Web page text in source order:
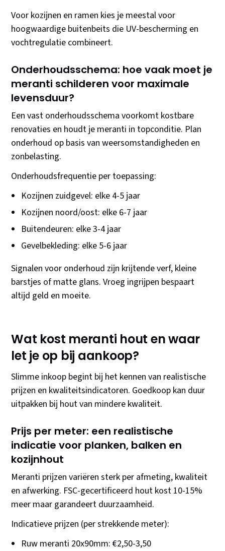
Voor kozijnen en ramen kies je meestal voor
hoogwaardige buitenbeits die UV-bescherming en
vochtregulatie combineert.
Onderhoudsschema: hoe vaak moet je
meranti schilderen voor maximale
levensduur?
Een vast onderhoudsschema voorkomt kostbare
renovaties en houdt je meranti in topconditie. Plan
onderhoud op basis van weersomstandigheden en
zonbelasting.
Onderhoudsfrequentie per toepassing:
Kozijnen zuidgevel: elke 4-5 jaar
Kozijnen noord/oost: elke 6-7 jaar
Buitendeuren: elke 3-4 jaar
Gevelbekleding: elke 5-6 jaar
Signalen voor onderhoud zijn krijtende verf, kleine
barstjes of matte glans. Vroeg ingrijpen bespaart
altijd geld en moeite.
Wat kost meranti hout en waar
let je op bij aankoop?
Slimme inkoop begint bij het kennen van realistische
prijzen en kwaliteitsindicatoren. Goedkoop kan duur
uitpakken bij hout van mindere kwaliteit.
Prijs per meter: een realistische
indicatie voor planken, balken en
kozijnhout
Meranti prijzen variëren sterk per afmeting, kwaliteit
en afwerking. FSC-gecertificeerd hout kost 10-15%
meer maar garandeert duurzaamheid.
Indicatieve prijzen (per strekkende meter):
Ruw meranti 20x90mm: €2,50-3,50